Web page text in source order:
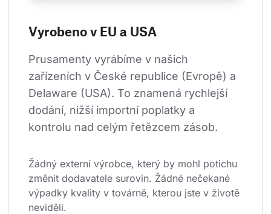
Vyrobeno v EU a USA
Prusamenty vyrábíme v našich
zařízeních v České republice (Evropě) a
Delaware (USA). To znamená rychlejší
dodání, nižší importní poplatky a
kontrolu nad celým řetězcem zásob.
Žádný externí výrobce, který by mohl potichu
změnit dodavatele surovin. Žádné nečekané
výpadky kvality v továrně, kterou jste v životě
neviděli.